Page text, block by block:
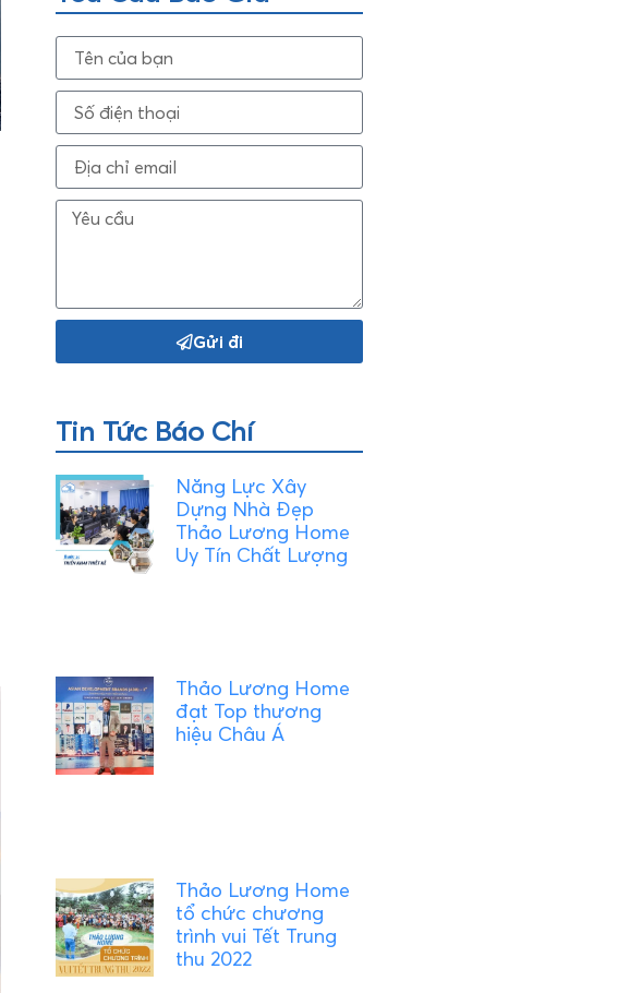
Gửi đi
Tin Tức Báo Chí
Năng Lực Xây
Dựng Nhà Đẹp
Thảo Lương Home
Uy Tín Chất Lượng
Thảo Lương Home
đạt Top thương
hiệu Châu Á
Thảo Lương Home
tổ chức chương
trình vui Tết Trung
thu 2022